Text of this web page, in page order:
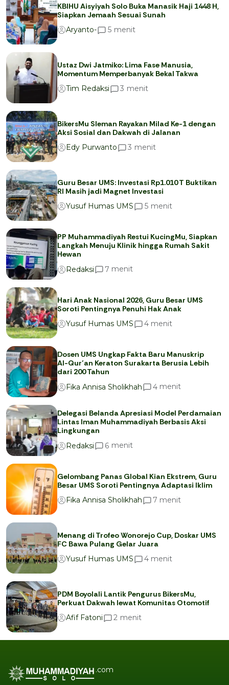
KBIHU Aisyiyah Solo Buka Manasik Haji 1448 H,
Siapkan Jemaah Sesuai Sunah
Aryanto-
5 menit
Ustaz Dwi Jatmiko: Lima Fase Manusia,
Momentum Memperbanyak Bekal Takwa
Tim Redaksi
3 menit
BikersMu Sleman Rayakan Milad Ke-1 dengan
Aksi Sosial dan Dakwah di Jalanan
Edy Purwanto
3 menit
Guru Besar UMS: Investasi Rp1.010 T Buktikan
RI Masih jadi Magnet Investasi
Yusuf Humas UMS
5 menit
PP Muhammadiyah Restui KucingMu, Siapkan
Langkah Menuju Klinik hingga Rumah Sakit
Hewan
Redaksi
7 menit
Hari Anak Nasional 2026, Guru Besar UMS
Soroti Pentingnya Penuhi Hak Anak
Yusuf Humas UMS
4 menit
Dosen UMS Ungkap Fakta Baru Manuskrip
Al-Qur’an Keraton Surakarta Berusia Lebih
dari 200 Tahun
Fika Annisa Sholikhah
4 menit
Delegasi Belanda Apresiasi Model Perdamaian
Lintas Iman Muhammadiyah Berbasis Aksi
Lingkungan
Redaksi
6 menit
Gelombang Panas Global Kian Ekstrem, Guru
Besar UMS Soroti Pentingnya Adaptasi Iklim
Fika Annisa Sholikhah
7 menit
Menang di Trofeo Wonorejo Cup, Doskar UMS
FC Bawa Pulang Gelar Juara
Yusuf Humas UMS
4 menit
PDM Boyolali Lantik Pengurus BikersMu,
Perkuat Dakwah lewat Komunitas Otomotif
Afif Fatoni
2 menit
.com